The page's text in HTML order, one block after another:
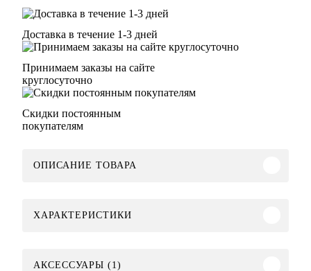
Доставка в течение 1-3 дней
Принимаем заказы на сайте
круглосуточно
Скидки постоянным
покупателям
ОПИСАНИЕ ТОВАРА
ХАРАКТЕРИСТИКИ
АКСЕССУАРЫ (1)